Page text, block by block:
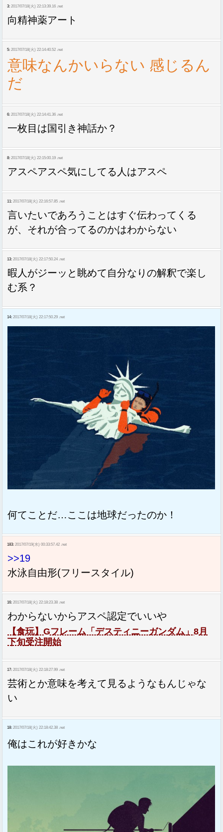
3: 2017/07/18(火) 22:13:39.16 .net
向精神薬アート
5: 2017/07/18(火) 22:14:40.52 .net
意味なんかいらない 感じるん
だ
6: 2017/07/18(火) 22:14:41.36 .net
一枚目は国引き神話か？
8: 2017/07/18(火) 22:15:00.19 .net
アスペアスペ気にしてる人はアスペ
11: 2017/07/18(火) 22:16:57.85 .net
言いたいであろうことはすぐ伝わってくる
が、それが合ってるのかはわからない
13: 2017/07/18(火) 22:17:50.24 .net
暇人がジーッと眺めて自分なりの解釈で楽し
む系？
14: 2017/07/18(火) 22:17:50.29 .net
何てことだ…ここは地球だったのか！
183: 2017/07/19(水) 00:33:57.42 .net
>>19
水泳自由形(フリースタイル)
16: 2017/07/18(火) 22:18:23.38 .net
わからないからアスペ認定でいいや
【食玩】Gフレーム「デスティニーガンダム」8月
下旬受注開始
17: 2017/07/18(火) 22:18:27.99 .net
芸術とか意味を考えて見るようなもんじゃな
い
18: 2017/07/18(火) 22:18:42.38 .net
俺はこれが好きかな